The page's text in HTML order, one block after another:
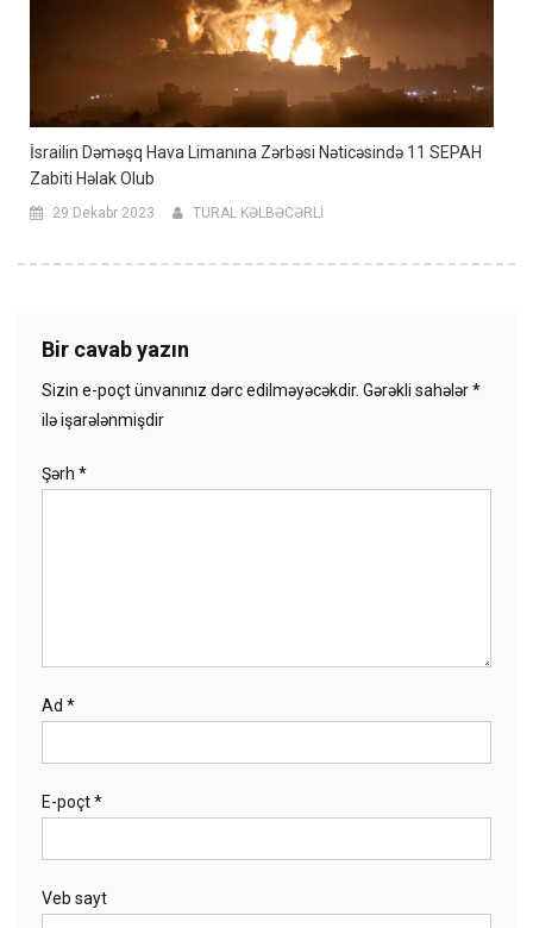
İsrailin Dəməşq Hava Limanına Zərbəsi Nəticəsində 11 SEPAH
Zabiti Həlak Olub
29 Dekabr 2023 TURAL KƏLBƏCƏRLİ
Bir cavab yazın
Sizin e-poçt ünvanınız dərc edilməyəcəkdir. Gərəkli sahələr*
ilə işarələnmişdir
Şərh *
Ad *
E-poçt*
Veb sayt